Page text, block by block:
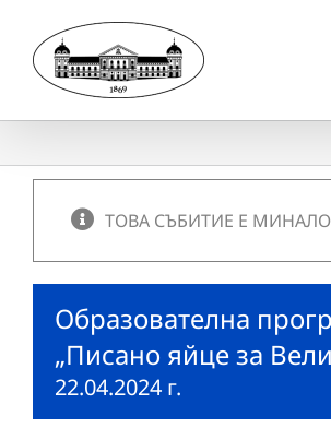
content
ТОВА СЪБИТИЕ Е
Образователна
„Писано яйце за
22.04.2024 г.